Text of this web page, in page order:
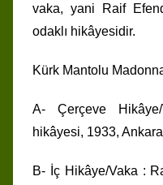
vaka, yani Raif
odaklı hikâyesidir.
Kürk Mantolu
A- Çerçeve Hikâye/
hikâyesi, 1933,
B- İç Hikâye/Vaka :